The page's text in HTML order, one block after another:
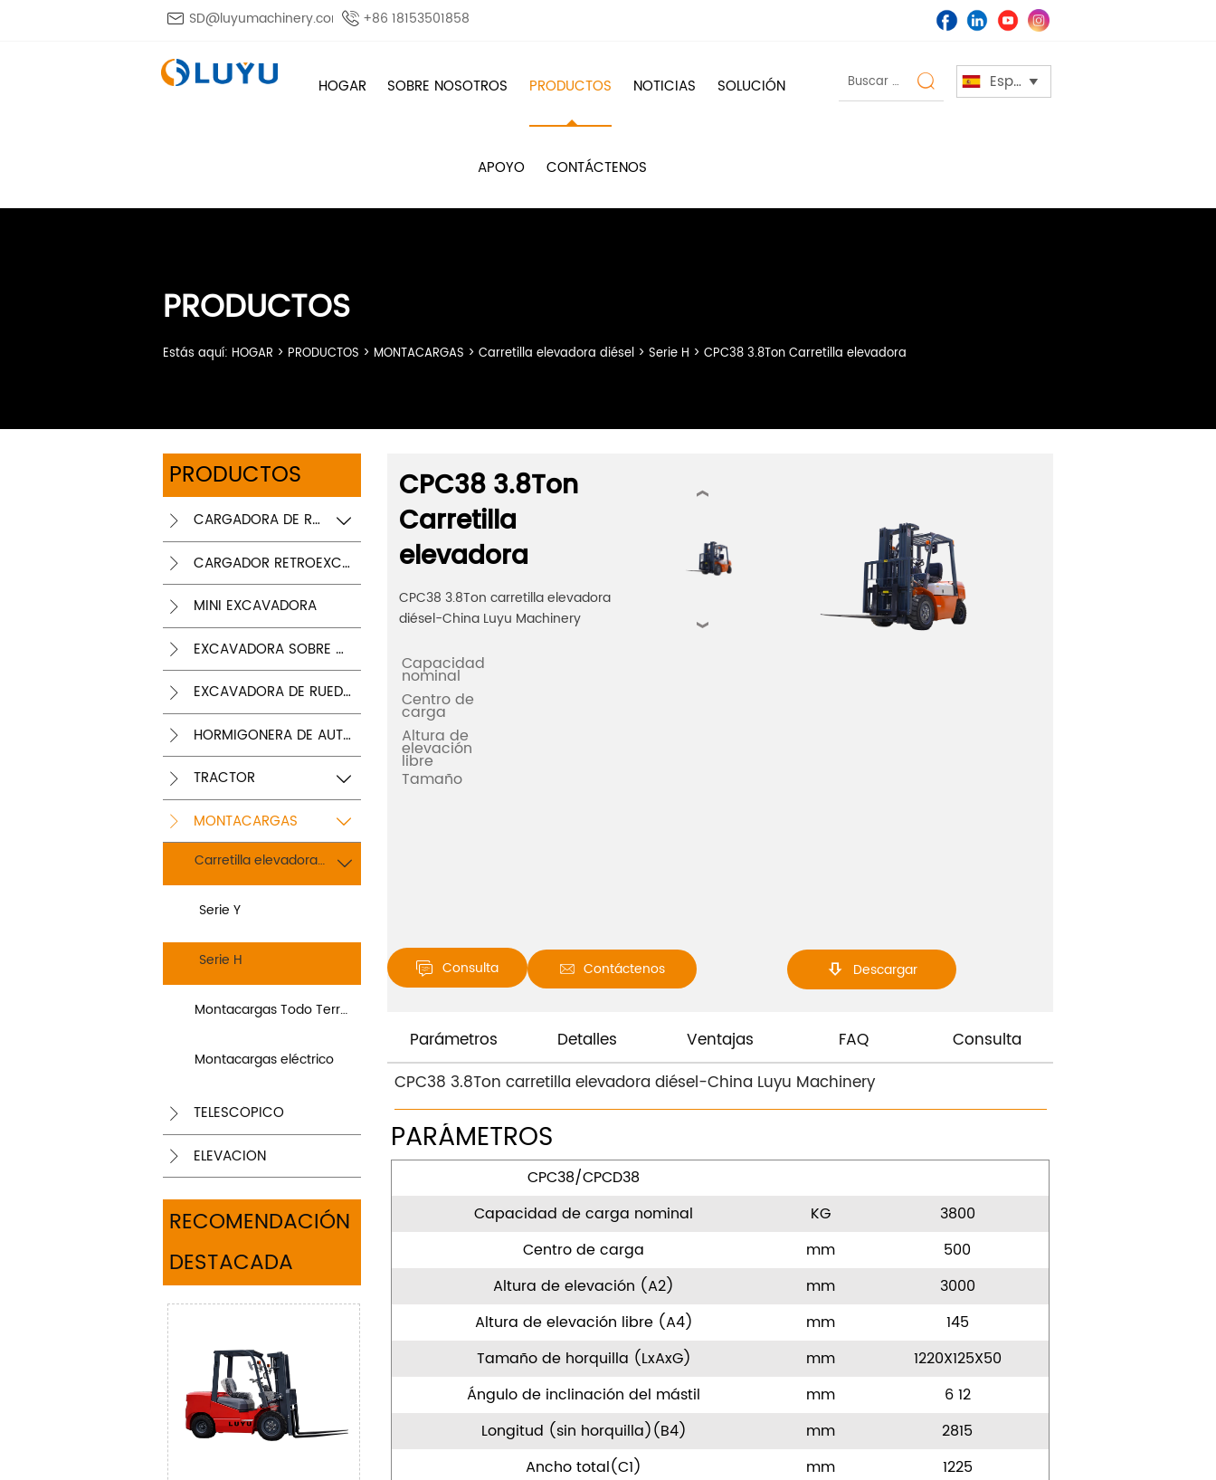
 SD@luyumachinery.com +86 18153501858
HOGAR SOBRE NOSOTROS PRODUCTOS NOTICIAS SOLUCIÓN
APOYO CONTÁCTENOS
 Español 
PRODUCTOS
Estás aquí: HOGAR > PRODUCTOS > MONTACARGAS > Carretilla elevadora diésel> Serie H > CPC38 3.8Ton Carretilla elevadora
PRODUCTOS
 CARGADORA DE RUEDAS 
 CARGADOR RETROEXCAVADOR
 MINI EXCAVADORA
 EXCAVADORA SOBRE ORUGAS
 EXCAVADORA DE RUEDAS
 HORMIGONERA DE AUTOCARGA
 TRACTOR 
 MONTACARGAS 
Carretilla elevadora diésel 
Serie Y
Serie H
Montacargas Todo Terreno
Montacargas eléctrico
 TELESCÓPICO
 ELEVACIÓN
RECOMENDACIÓN
DESTACADA
CPC38 3.8Ton
Carretilla
elevadora
CPC38 3.8Ton carretilla elevadora
diésel-China Luyu Machinery
Capacidad
nominal
Centro de
carga
Altura de
elevación
libre
Tamaño
‹
›
 Consulta  Contáctenos  Descargar
Parámetros Detalles Ventajas FAQ
Consulta
CPC38 3.8Ton carretilla elevadora diésel-China Luyu Machinery
PARÁMETROS
CPC38/CPCD38
Capacidad de carga nominal
KG
3800
Centro de carga
mm
500
Altura de elevación (A2)
mm
3000
Altura de elevación libre (A4)
mm
145
Tamaño de horquilla (LxAxG)
mm
1220X125X50
Ángulo de inclinación del mástil
mm
6 12
Longitud (sin horquilla)(B4)
mm
2815
Ancho total(C1)
mm
1225